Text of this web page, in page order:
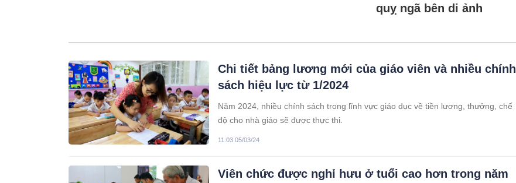
quỵ ngã bên di ảnh
Chi tiết bảng lương mới của giáo viên và nhiều chính
sách hiệu lực từ 1/2024
Năm 2024, nhiều chính sách trong lĩnh vực giáo dục về tiền lương, thưởng, chế
độ cho nhà giáo sẽ được thực thi.
11:03 05/03/24
Viên chức được nghỉ hưu ở tuổi cao hơn trong năm